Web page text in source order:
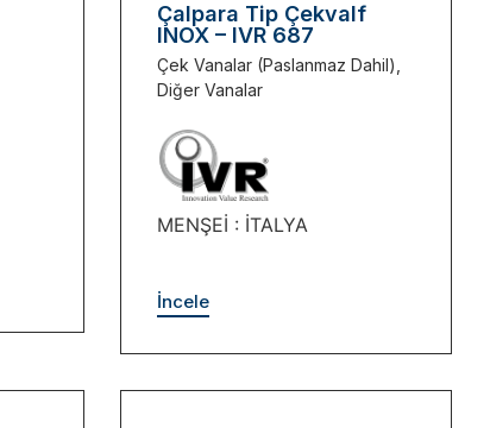
Çalpara Tip Çekvalf
INOX – IVR 687
Çek Vanalar (Paslanmaz Dahil)
Diğer Vanalar
MENŞEİ : İTALYA
İncele